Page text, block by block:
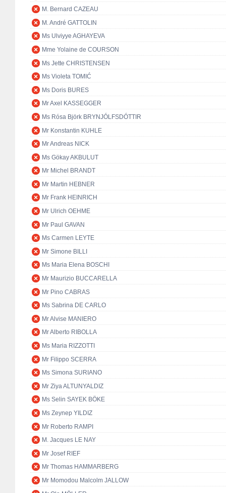
M. Bernard CAZEAU
M. André GATTOLIN
Ms Ulviyye AGHAYEVA
Mme Yolaine de COURSON
Ms Jette CHRISTENSEN
Ms Violeta TOMIĆ
Ms Doris BURES
Mr Axel KASSEGGER
Ms Rósa Björk BRYNJÓLFSDÓTTIR
Mr Konstantin KUHLE
Mr Andreas NICK
Ms Gökay AKBULUT
Mr Michel BRANDT
Mr Martin HEBNER
Mr Frank HEINRICH
Mr Ulrich OEHME
Mr Paul GAVAN
Ms Carmen LEYTE
Mr Simone BILLI
Ms Maria Elena BOSCHI
Mr Maurizio BUCCARELLA
Mr Pino CABRAS
Ms Sabrina DE CARLO
Mr Alvise MANIERO
Mr Alberto RIBOLLA
Ms Maria RIZZOTTI
Mr Filippo SCERRA
Ms Simona SURIANO
Mr Ziya ALTUNYALDIZ
Ms Selin SAYEK BÖKE
Ms Zeynep YILDIZ
Mr Roberto RAMPI
M. Jacques LE NAY
Mr Josef RIEF
Mr Thomas HAMMARBERG
Mr Momodou Malcolm JALLOW